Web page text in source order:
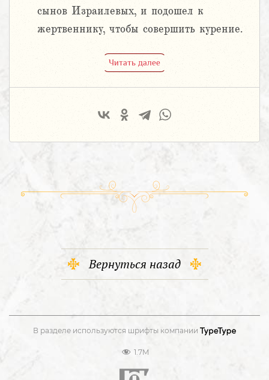
сынов Израилевых, и подошел к
жертвеннику, чтобы совершить курение.
Читать далее
Вернуться назад
В разделе используются шрифты компании
1.7M